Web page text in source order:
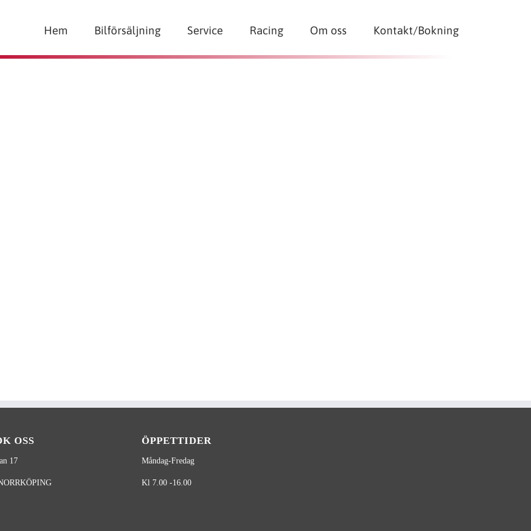
Hem Bilförsäljning Service Racing Om oss Kontakt/Bokning
OSS
17
ÖPPETTIDER
Måndag-Fredag
Kl 7.00 -16.00